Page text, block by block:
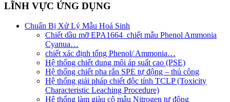
LĨNH VỰC ỨNG DỤNG
Chuẩn Bị Xử Lý Mẫu Hoá Sinh
Chiết dầu mỡ EPA1664_chiết mẫu Phenol Ammonia
Cyanua…
chiết xác định tổng Phenol/ Ammonia…
Hệ thống chiết dung môi áp suất cao (PSE)
Hệ thống chiết pha rắn SPE tự động – thủ công
Hệ thống giải pháp chiết độc tính TCLP (Toxicity
Characteristic Leaching Procedure)
Hệ thống làm giàu cô mẫu Nitrogen tự động